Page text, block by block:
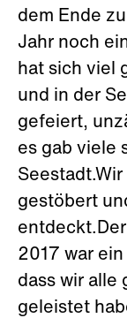
dem Ende
Jahr noch
hat sich viel
und in der
gefeiert,
es gab viele
gestöbert
2017 war
dass wir alle
geleistet